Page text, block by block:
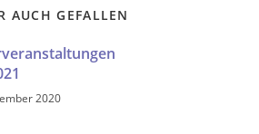
AUCH GEFALLEN
2020